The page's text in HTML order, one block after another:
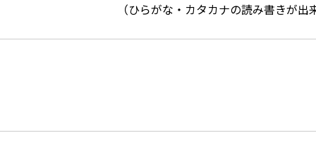
らがな・カタカナの読み書きが出来